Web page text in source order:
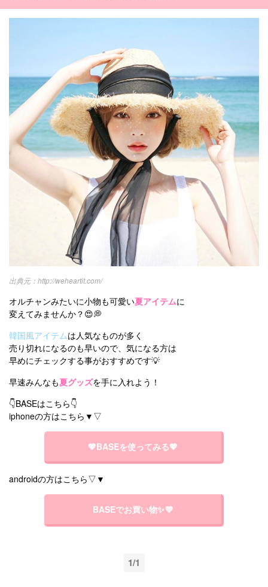
http://weheartit.com/
オルチャンみたいに小物も可愛い夏アイテムに
変えてみませんか？😍💭
韓国風アイテムは人気なものが多く
売り切れになるのも早いので、気になる方は
早めにチェックする事がおすすめです💡
早速みんなも夏グッズを手に入れよう！
👇BASEはこちら👇
iphoneの方はこちら▼▽
💖BASEを使ってみる💖
androidの方はこちら▽▼
BASEでお買い物✨💜
1/1